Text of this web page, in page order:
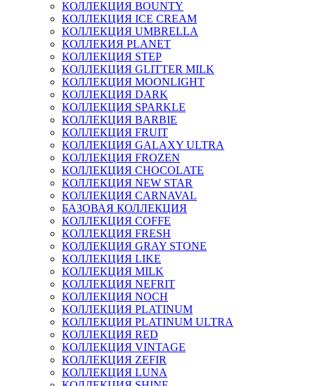
КОЛЛЕКЦИЯ BOUNTY
КОЛЛЕКЦИЯ ICE CREAM
КОЛЛЕКЦИЯ UMBRELLA
КОЛЛЕКИЯ PLANET
КОЛЛЕКЦИЯ STEP
КОЛЛЕКЦИЯ GLITTER MILK
КОЛЛЕКЦИЯ MOONLIGHT
КОЛЛЕКЦИЯ DARK
КОЛЛЕКЦИЯ SPARKLE
КОЛЛЕКЦИЯ BARBIE
КОЛЛЕКЦИЯ FRUIT
КОЛЛЕКЦИЯ GALAXY ULTRA
КОЛЛЕКЦИЯ FROZEN
КОЛЛЕКЦИЯ CHOCOLATE
КОЛЛЕКЦИЯ NEW STAR
КОЛЛЕКЦИЯ CARNAVAL
БАЗОВАЯ КОЛЛЕКЦИЯ
КОЛЛЕКЦИЯ COFFE
КОЛЛЕКЦИЯ FRESH
КОЛЛЕКЦИЯ GRAY STONE
КОЛЛЕКЦИЯ LIKE
КОЛЛЕКЦИЯ MILK
КОЛЛЕКЦИЯ NEFRIT
КОЛЛЕКЦИЯ NOCH
КОЛЛЕКЦИЯ PLATINUM
КОЛЛЕКЦИЯ PLATINUM ULTRA
КОЛЛЕКЦИЯ RED
КОЛЛЕКЦИЯ VINTAGE
КОЛЛЕКЦИЯ ZEFIR
КОЛЛЕКЦИЯ LUNA